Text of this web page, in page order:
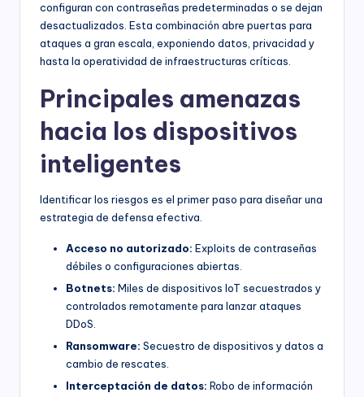
configuran con contraseñas predeterminadas o se dejan
desactualizados. Esta combinación abre puertas para
ataques a gran escala, exponiendo datos, privacidad y
hasta la operatividad de infraestructuras críticas.
Principales amenazas
hacia los dispositivos
inteligentes
Identificar los riesgos es el primer paso para diseñar una
estrategia de defensa efectiva.
Acceso no autorizado: Exploits de contraseñas
débiles o configuraciones abiertas.
Botnets: Miles de dispositivos IoT secuestrados y
controlados remotamente para lanzar ataques
DDoS.
Ransomware: Secuestro de dispositivos y datos a
cambio de rescates.
Interceptación de datos: Robo de información